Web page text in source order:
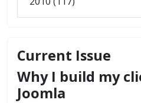
Current Issue
Why I build my
Joomla